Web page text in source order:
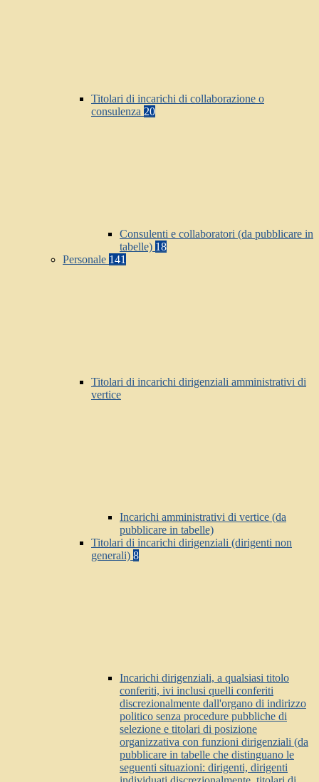
Titolari di incarichi di collaborazione o
consulenza 20
Consulenti e collaboratori (da pubblicare in
tabelle) 18
Personale 141
Titolari di incarichi dirigenziali amministrativi di
vertice
Incarichi amministrativi di vertice (da
pubblicare in tabelle)
Titolari di incarichi dirigenziali (dirigenti non
generali) 8
Incarichi dirigenziali, a qualsiasi titolo
conferiti, ivi inclusi quelli conferiti
discrezionalmente dall'organo di indirizzo
politico senza procedure pubbliche di
selezione e titolari di posizione
organizzativa con funzioni dirigenziali (da
pubblicare in tabelle che distinguano le
seguenti situazioni: dirigenti, dirigenti